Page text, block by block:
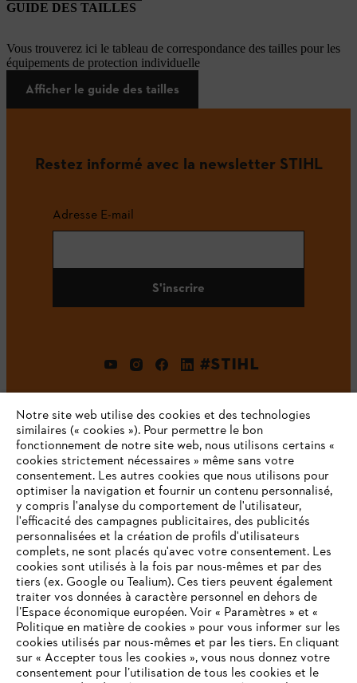
GUIDE DES TAILLES
Vous trouverez ici le tableau de correspondance des tailles pour les
équipements de protection individuelle
Afficher le guide des tailles
Restez informé avec la newsletter STIHL
Adresse E-mail
S'inscrire
#STIHL
L'Entreprise
STIHL FAQ
Contact
Notre site web utilise des cookies et des technologies
similaires (« cookies »). Pour permettre le bon
fonctionnement de notre site web, nous utilisons certains «
cookies strictement nécessaires » même sans votre
consentement. Les autres cookies que nous utilisons pour
optimiser la navigation et fournir un contenu personnalisé,
y compris l'analyse du comportement de l'utilisateur,
l'efficacité des campagnes publicitaires, des publicités
personnalisées et la création de profils d'utilisateurs
complets, ne sont placés qu'avec votre consentement. Les
cookies sont utilisés à la fois par nous-mêmes et par des
tiers (ex. Google ou Tealium). Ces tiers peuvent également
traiter vos données à caractère personnel en dehors de
l’Espace économique européen. Voir « Paramètres » et «
Politique en matière de cookies » pour vous informer sur les
cookies utilisés par nous-mêmes et par les tiers. En cliquant
sur « Accepter tous les cookies », vous nous donnez votre
consentement pour l’utilisation de tous les cookies et le